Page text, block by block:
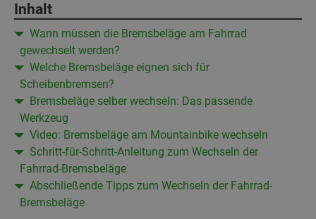
Inhalt
Wann müssen die Bremsbeläge am Fahrrad
gewechselt werden?
Welche Bremsbeläge eignen sich für
Scheibenbremsen?
Bremsbeläge selber wechseln: Das passende
Werkzeug
Video: Bremsbeläge am Mountainbike wechseln
Schritt-für-Schritt-Anleitung zum Wechseln der
Fahrrad-Bremsbeläge
Abschließende Tipps zum Wechseln der Fahrrad-
Bremsbeläge